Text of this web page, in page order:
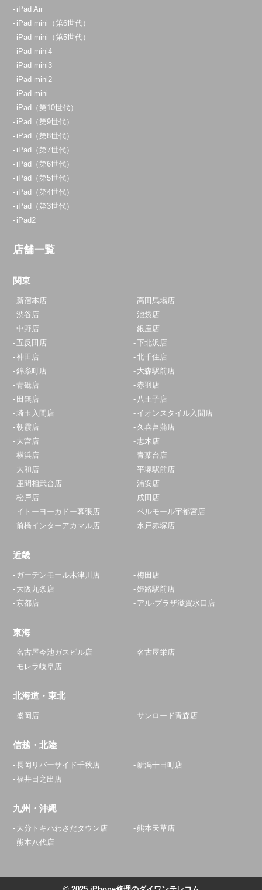
iPad Air
iPad mini（第6世代）
iPad mini（第5世代）
iPad mini4
iPad mini3
iPad mini2
iPad mini
iPad（第10世代）
iPad（第9世代）
iPad（第8世代）
iPad（第7世代）
iPad（第6世代）
iPad（第5世代）
iPad（第4世代）
iPad（第3世代）
iPad2
店舗一覧
関東
新宿本店
高田馬場店
渋谷店
池袋店
中野店
銀座店
五反田店
下北沢店
神田店
北千住店
錦糸町店
大森駅前店
青砥店
赤羽店
田無店
八王子店
埼玉入間店
イオンスタイル入間店
朝霞店
久喜菖蒲店
大宮店
志木店
横浜店
青葉台店
大和店
平塚駅前店
座間相武台店
浦安店
松戸店
成田店
イトーヨーカドー幕張店
ベルモール宇都宮店
前橋インターアカマル店
水戸赤塚店
近畿
ガーデンモール木津川店
梅田店
大阪九条店
姫路駅前店
京都店
アル·プラザ滋賀水口店
東海
名古屋今池ガスビル店
名古屋栄店
モレラ岐阜店
北海道・東北
盛岡店 サンロード青森店
信越・北陸
長岡リバーサイド千秋店
新潟十日町店
福井日之出店
九州・沖縄
大分トキハわさだタウン店
熊本天草店
熊本八代店